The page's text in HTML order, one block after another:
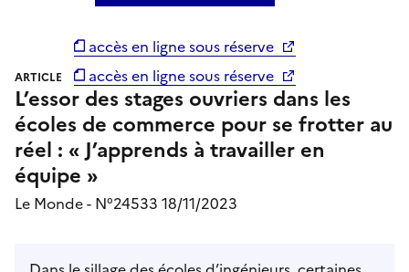
accès en ligne sous réserve
accès en ligne sous réserve
ARTICLE
L’essor des stages ouvriers dans les
écoles de commerce pour se frotter au
réel : « J’apprends à travailler en
équipe »
Le Monde - N°24533 18/11/2023